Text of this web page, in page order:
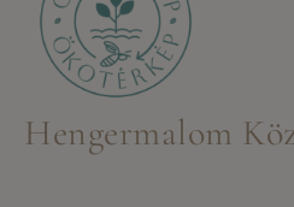
Hengermalom